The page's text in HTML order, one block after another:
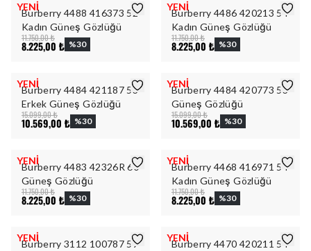
YENİ
Burberry 4488 416373 52
Kadın Güneş Gözlüğü
11.750,00 ₺
8.225,00 ₺ %30
YENİ
Burberry 4486 420213 54
Kadın Güneş Gözlüğü
11.750,00 ₺
8.225,00 ₺ %30
YENİ
Burberry 4484 421187 53
Erkek Güneş Gözlüğü
15.099,00 ₺
10.569,00 ₺ %30
YENİ
Burberry 4484 420773 53
Güneş Gözlüğü
15.099,00 ₺
10.569,00 ₺ %30
YENİ
Burberry 4483 42326R 60
Güneş Gözlüğü
11.750,00 ₺
8.225,00 ₺ %30
YENİ
Burberry 4468 416971 54
Kadın Güneş Gözlüğü
11.750,00 ₺
8.225,00 ₺ %30
YENİ
Burberry 3112 100787 59
YENİ
Burberry 4470 420211 54